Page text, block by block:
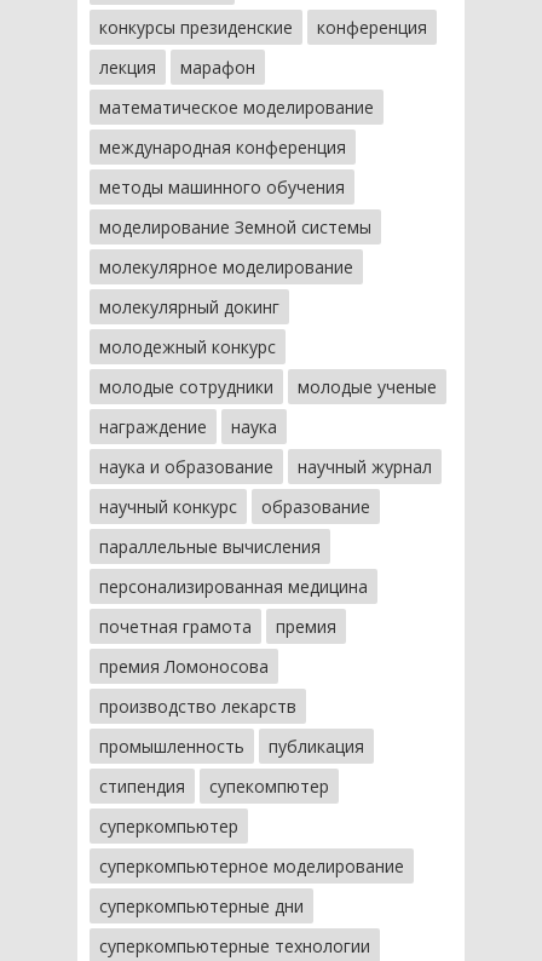
конкурсы президенские
конференция
лекция
марафон
математическое моделирование
международная конференция
методы машинного обучения
моделирование Земной системы
молекулярное моделирование
молекулярный докинг
молодежный конкурс
молодые сотрудники
молодые ученые
награждение
наука
наука и образование
научный журнал
научный конкурс
образование
параллельные вычисления
персонализированная медицина
почетная грамота
премия
премия Ломоносова
производство лекарств
промышленность
публикация
стипендия
супекомпютер
суперкомпьютер
суперкомпьютерное моделирование
суперкомпьютерные дни
суперкомпьютерные технологии